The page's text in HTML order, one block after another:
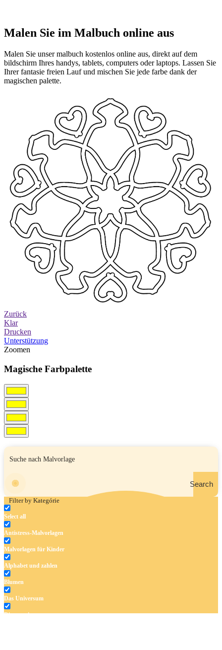
Malen Sie im Malbuch online aus
Malen Sie unser malbuch kostenlos online aus, direkt auf dem
bildschirm Ihres handys, tablets, computers oder laptops. Lassen Sie
Ihrer fantasie freien Lauf und mischen Sie jede farbe dank der
magischen palette.
Zurück
Klar
Drucken
Unterstützung
Zoomen
Magische Farbpalette
Search
Filter by Kategórie
Select all
Antistress-Malvorlagen
Malvorlagen für Kinder
Alphabet und zahlen
Blumen
Das Universum
Dinosaurier